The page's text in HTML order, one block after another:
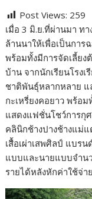
e
b
o
o
k
itt
er
d
di
t
Post Views: 259
เมื่อ 3 มิ.ย.ที่ผ่านมา ท
ล้านนาให้เพื่อเป็นการ
พร้อมทั้งมีการจัดเลี้ย
บ้าน จากนักเรียนโรง
ชาติพันธุ์หลากหลาย
กะเหรี่ยงคอยาว พร้อ
แสดงแฟชั่นโชว์การกุ
คลินิกช้างปางช้างแม่
เสื้อเผ่าเสพศิลป์ แบร
แบบและนายแบบจำน
รายได้หลังหักค่าใช้จ่